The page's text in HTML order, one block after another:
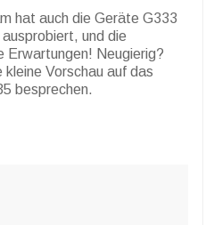
hat auch die Geräte G333
und die
Erwartungen! Neugierig?
kleine Vorschau auf das
besprechen.